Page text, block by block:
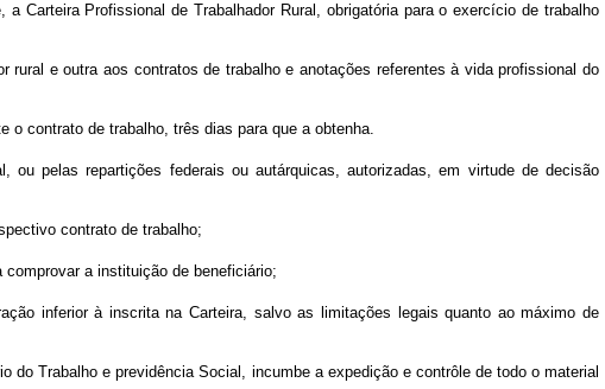
Carteira Profissional de Trabalhador Rural, obrigatória para o exercício de trabalho
rural e outra aos contratos de trabalho e anotações referentes à vida profissional do
o contrato de trabalho, três dias para que a obtenha.
ou pelas repartições federais ou autárquicas, autorizadas, em virtude de decisão
contrato de trabalho;
a instituição de beneficiário;
inferior à inscrita na Carteira, salvo as limitações legais quanto ao máximo de
do Trabalho e previdência Social, incumbe a expedição e contrôle de todo o material